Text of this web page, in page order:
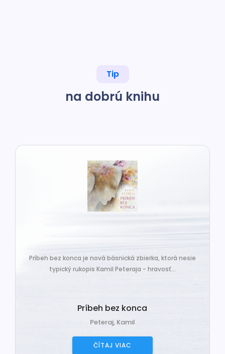
Tip
na dobrú knihu
Príbeh bez konca je nová básnická zbierka, ktorá nesie
typický rukopis Kamil Peteraja - hravosť...
Príbeh bez konca
Peteraj, Kamil
ČÍTAJ VIAC